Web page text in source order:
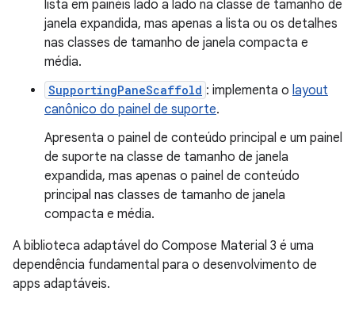
lista em painéis lado a lado na classe de tamanho de
janela expandida, mas apenas a lista ou os detalhes
nas classes de tamanho de janela compacta e
média.
SupportingPaneScaffold : implementa o layout
canônico do painel de suporte.
Apresenta o painel de conteúdo principal e um painel
de suporte na classe de tamanho de janela
expandida, mas apenas o painel de conteúdo
principal nas classes de tamanho de janela
compacta e média.
A biblioteca adaptável do Compose Material 3 é uma
dependência fundamental para o desenvolvimento de
apps adaptáveis.